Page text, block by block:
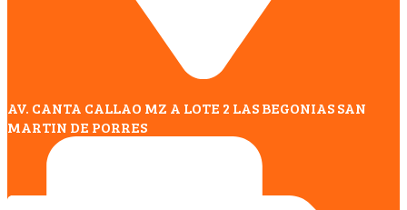
AV. CANTA CALLAO MZ A LOTE 2 LAS BEGONIAS SAN
MARTIN DE PORRES